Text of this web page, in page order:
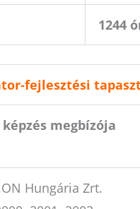
1244
fejlesztési
képzés megbízója
Hungária Zrt.